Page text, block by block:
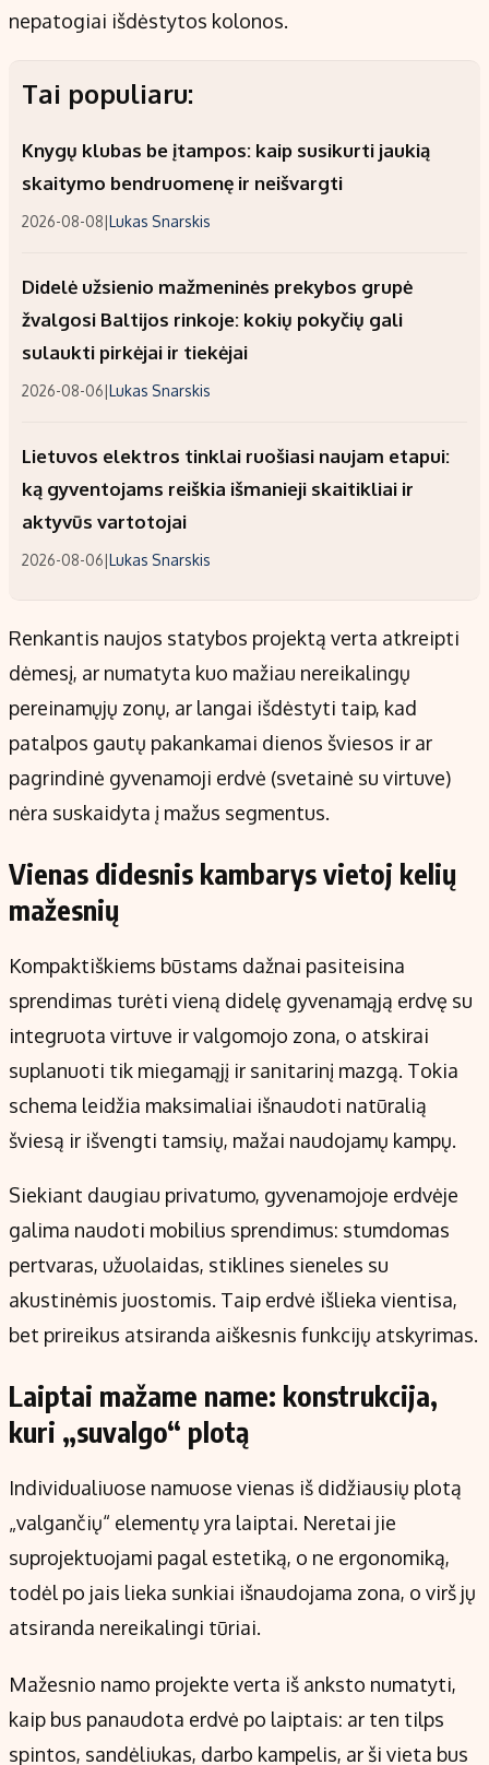
nepatogiai išdėstytos kolonos.
Tai populiaru:
Knygų klubas be įtampos: kaip susikurti jaukią
skaitymo bendruomenę ir neišvargti
2026-08-08|Lukas Snarskis
Didelė užsienio mažmeninės prekybos grupė
žvalgosi Baltijos rinkoje: kokių pokyčių gali
sulaukti pirkėjai ir tiekėjai
2026-08-06|Lukas Snarskis
Lietuvos elektros tinklai ruošiasi naujam etapui:
ką gyventojams reiškia išmanieji skaitikliai ir
aktyvūs vartotojai
2026-08-06|Lukas Snarskis
Renkantis naujos statybos projektą verta atkreipti
dėmesį, ar numatyta kuo mažiau nereikalingų
pereinamųjų zonų, ar langai išdėstyti taip, kad
patalpos gautų pakankamai dienos šviesos ir ar
pagrindinė gyvenamoji erdvė (svetainė su virtuve)
nėra suskaidyta į mažus segmentus.
Vienas didesnis kambarys vietoj kelių
mažesnių
Kompaktiškiems būstams dažnai pasiteisina
sprendimas turėti vieną didelę gyvenamąją erdvę su
integruota virtuve ir valgomojo zona, o atskirai
suplanuoti tik miegamąjį ir sanitarinį mazgą. Tokia
schema leidžia maksimaliai išnaudoti natūralią
šviesą ir išvengti tamsių, mažai naudojamų kampų.
Siekiant daugiau privatumo, gyvenamojoje erdvėje
galima naudoti mobilius sprendimus: stumdomas
pertvaras, užuolaidas, stiklines sieneles su
akustinėmis juostomis. Taip erdvė išlieka vientisa,
bet prireikus atsiranda aiškesnis funkcijų atskyrimas.
Laiptai mažame name: konstrukcija,
kuri „suvalgo“ plotą
Individualiuose namuose vienas iš didžiausių plotą
„valgančių“ elementų yra laiptai. Neretai jie
suprojektuojami pagal estetiką, o ne ergonomiką,
todėl po jais lieka sunkiai išnaudojama zona, o virš jų
atsiranda nereikalingi tūriai.
Mažesnio namo projekte verta iš anksto numatyti,
kaip bus panaudota erdvė po laiptais: ar ten tilps
spintos, sandėliukas, darbo kampelis, ar ši vieta bus